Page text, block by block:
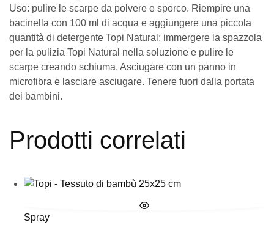
Uso: pulire le scarpe da polvere e sporco. Riempire una
bacinella con 100 ml di acqua e aggiungere una piccola
quantità di detergente Topi Natural; immergere la spazzola
per la pulizia Topi Natural nella soluzione e pulire le
scarpe creando schiuma. Asciugare con un panno in
microfibra e lasciare asciugare. Tenere fuori dalla portata
dei bambini.
Prodotti correlati
Spray